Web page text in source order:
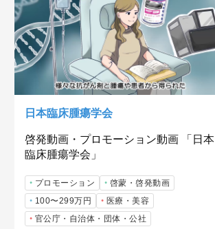
日本臨床腫瘍学会
啓発動画・プロモーション動画 「日本
臨床腫瘍学会」
プロモーション
啓蒙・啓発動画
100〜299万円
医療・美容
官公庁・自治体・団体・公社